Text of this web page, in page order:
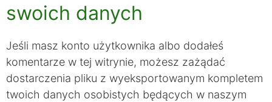
swoich danych
Jeśli masz konto użytkownika albo dodałeś
komentarze w tej witrynie, możesz zażądać
dostarczenia pliku z wyeksportowanym kompletem
twoich danych osobistych będących w naszym